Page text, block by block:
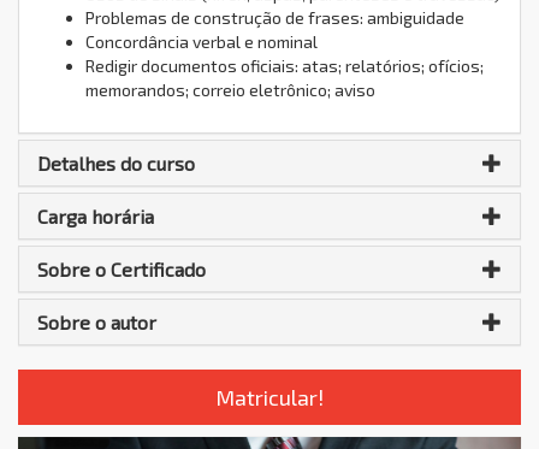
Problemas de construção de frases: ambiguidade
Concordância verbal e nominal
Redigir documentos oficiais: atas; relatórios; ofícios;
memorandos; correio eletrônico; aviso
Detalhes do curso
Carga horária
Sobre o Certificado
Sobre o autor
Matricular!